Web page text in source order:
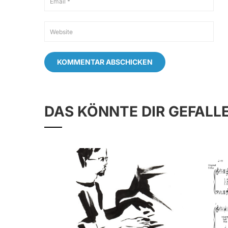
DAS KÖNNTE DIR